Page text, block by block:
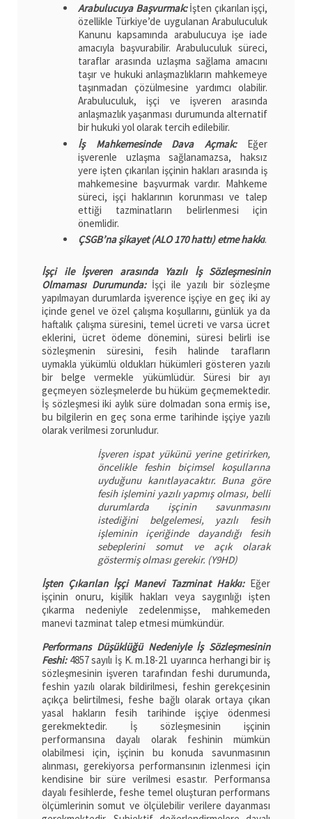
Arabulucuya Başvurmak:İşten çıkarılan işçi,
özellikle Türkiye’de uygulanan Arabuluculuk
Kanunu kapsamında arabulucuya işe iade
amacıyla başvurabilir. Arabuluculuk süreci,
taraflar arasında uzlaşma sağlama amacını
taşır ve hukuki anlaşmazlıkların mahkemeye
taşınmadan çözülmesine yardımcı olabilir.
Arabuluculuk, işçi ve işveren arasında
anlaşmazlık yaşanması durumunda alternatif
bir hukuki yol olarak tercih edilebilir.
İş Mahkemesinde Dava Açmak:Eğer
işverenle uzlaşma sağlanamazsa, haksız
yere işten çıkarılan işçinin hakları arasında iş
mahkemesine başvurmak vardır. Mahkeme
süreci, işçi haklarının korunması ve talep
ettiği tazminatların belirlenmesi için
önemlidir.
ÇSGB’na şikayet (ALO 170 hattı) etme hakkı.
İşçi ile İşveren arasında Yazılı İş Sözleşmesinin
Olmaması Durumunda:İşçi ile yazılı bir sözleşme
yapılmayan durumlarda işverence işçiye en geç iki ay
içinde genel ve özel çalışma koşullarını, günlük ya da
haftalık çalışma süresini, temel ücreti ve varsa ücret
eklerini, ücret ödeme dönemini, süresi belirli ise
sözleşmenin süresini, fesih halinde tarafların
uymakla yükümlü oldukları hükümleri gösteren yazılı
bir belge vermekle yükümlüdür. Süresi bir ayı
geçmeyen sözleşmelerde bu hüküm geçmemektedir.
İş sözleşmesi iki aylık süre dolmadan sona ermiş ise,
bu bilgilerin en geç sona erme tarihinde işçiye yazılı
olarak verilmesi zorunludur.
İşveren ispat yükünü yerine getirirken,
öncelikle feshin biçimsel koşullarına
uyduğunu kanıtlayacaktır. Buna göre
fesih işlemini yazılı yapmış olması, belli
durumlarda işçinin savunmasını
istediğini belgelemesi, yazılı fesih
işleminin içeriğinde dayandığı fesih
sebeplerini somut ve açık olarak
göstermiş olması gerekir. (Y9HD)
İşten Çıkarılan İşçi Manevi Tazminat Hakkı:Eğer
işçinin onuru, kişilik hakları veya saygınlığı işten
çıkarma nedeniyle zedelenmişse, mahkemeden
manevi tazminat talep etmesi mümkündür.
Performans Düşüklüğü Nedeniyle İş Sözleşmesinin
Feshi:4857 sayılı İş K. m.18-21 uyarınca herhangi bir iş
sözleşmesinin işveren tarafından feshi durumunda,
feshin yazılı olarak bildirilmesi, feshin gerekçesinin
açıkça belirtilmesi, feshe bağlı olarak ortaya çıkan
yasal hakların fesih tarihinde işçiye ödenmesi
gerekmektedir. İş sözleşmesinin işçinin
performansına dayalı olarak feshinin mümkün
olabilmesi için, işçinin bu konuda savunmasının
alınması, gerekiyorsa performansının izlenmesi için
kendisine bir süre verilmesi esastır. Performansa
dayalı fesihlerde, feshe temel oluşturan performans
ölçümlerinin somut ve ölçülebilir verilere dayanması